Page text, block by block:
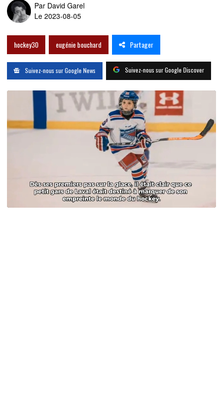
Par David Garel
Le 2023-08-05
hockey30 eugénie bouchard Partager
Suivez-nous sur Google News Suivez-nous sur Google Discover